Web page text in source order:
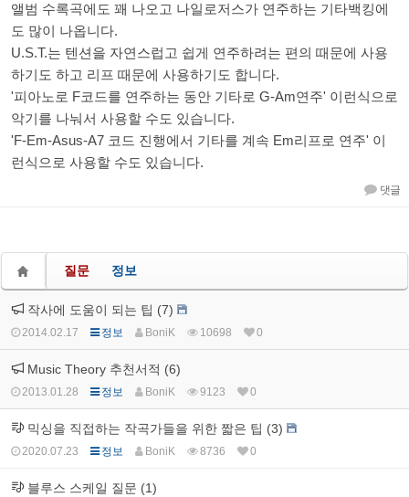
앨범 수록곡에도 꽤 나오고 나일로저스가 연주하는 기타백킹에
도 많이 나옵니다.
U.S.T.는 텐션을 자연스럽고 쉽게 연주하려는 편의 때문에 사용
하기도 하고 리프 때문에 사용하기도 합니다.
'피아노로 F코드를 연주하는 동안 기타로 G-Am연주' 이런식으로
악기를 나눠서 사용할 수도 있습니다.
'F-Em-Asus-A7 코드 진행에서 기타를 계속 Em리프로 연주' 이
런식으로 사용할 수도 있습니다.
댓글
질문 정보
작사에 도움이 되는 팁 (7)
2014.02.17 정보 BoniK 10698 0
Music Theory 추천서적 (6)
2013.01.28 정보 BoniK 9123 0
믹싱을 직접하는 작곡가들을 위한 짧은 팁 (3)
2020.07.23 정보 BoniK 8736 0
블루스 스케일 질문 (1)